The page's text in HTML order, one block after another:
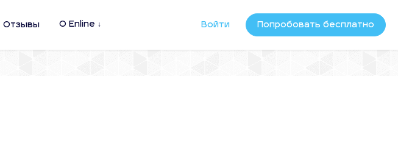
Отзывы О Enline Войти Попробовать бесплатно